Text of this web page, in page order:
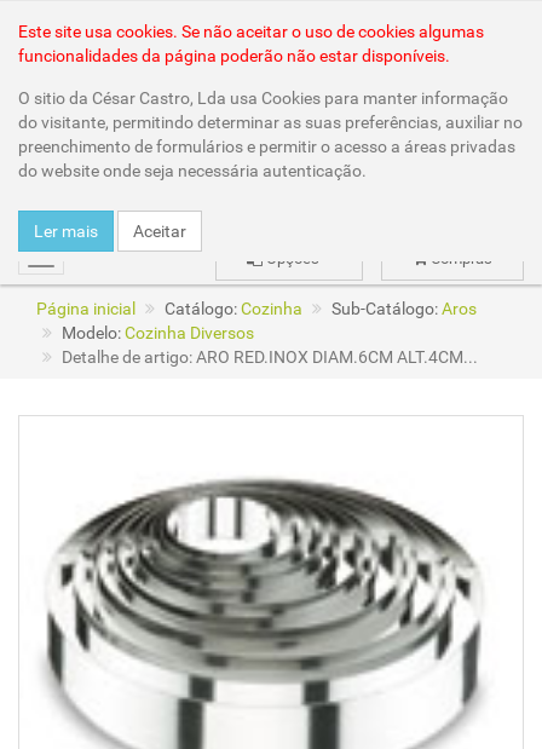
mudar Compras
Opções
Este site usa cookies. Se não aceitar o uso de cookies algumas
funcionalidades da página poderão não estar disponíveis.
O sitio da César Castro, Lda usa Cookies para manter informação
do visitante, permitindo determinar as suas preferências, auxiliar no
preenchimento de formulários e permitir o acesso a áreas privadas
do website onde seja necessária autenticação.
Ler mais Aceitar
Página inicial Catálogo:Cozinha Sub-Catálogo:Aros
Modelo:Cozinha Diversos
Detalhe de artigo: ARO RED.INOX DIAM.6CM ALT.4CM...